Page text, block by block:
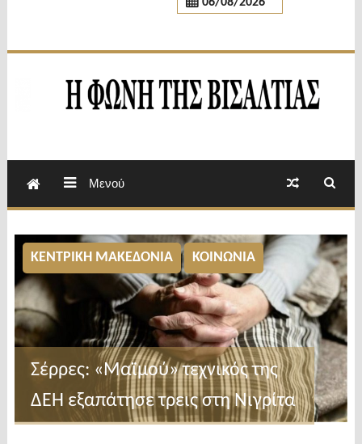
Μενού
ΚΕΝΤΡΙΚΗ ΜΑΚΕΔΟΝΙΑ ΚΟΙΝΩΝΙΑ
Σέρρες: «Μαϊμού» τεχνικός της
ΔΕΗ εξαπάτησε τρεις στη Νιγρίτα